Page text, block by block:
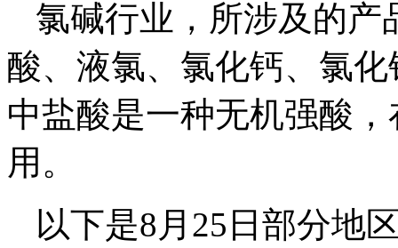
氯碱行业，所涉及的产
酸、液氯、氯化钙、氯
中盐酸是一种无机强酸
用。
以下是8月25日部分地